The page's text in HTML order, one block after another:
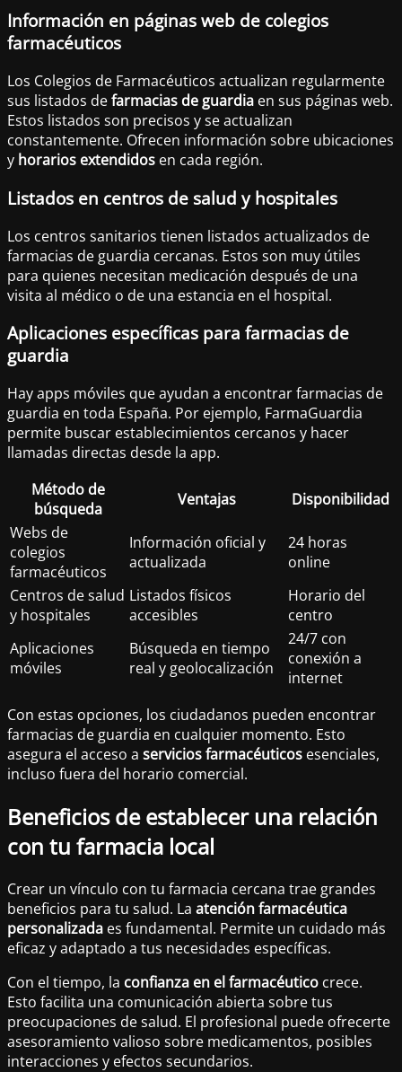
Información en páginas web de colegios
farmacéuticos
Los Colegios de Farmacéuticos actualizan regularmente
sus listados defarmacias de guardia en sus páginas web.
Estos listados son precisos y se actualizan
constantemente. Ofrecen información sobre ubicaciones
y horarios extendidos en cada región.
Listados en centros de salud y hospitales
Los centros sanitarios tienen listados actualizados de
farmacias de guardia cercanas. Estos son muy útiles
para quienes necesitan medicación después de una
visita al médico o de una estancia en el hospital.
Aplicaciones específicas para farmacias de
guardia
Hay apps móviles que ayudan a encontrar farmacias de
guardia en toda España. Por ejemplo, FarmaGuardia
permite buscar establecimientos cercanos y hacer
llamadas directas desde la app.
Método de
búsqueda
Ventajas
Disponibilidad
Webs de
colegios
farmacéuticos
Información oficial y
actualizada
24 horas
online
Centros de salud
y hospitales
Listados físicos
accesibles
Horario del
centro
Aplicaciones
móviles
Búsqueda en tiempo
real y geolocalización
24/7 con
conexión a
internet
Con estas opciones, los ciudadanos pueden encontrar
farmacias de guardia en cualquier momento. Esto
asegura el acceso a servicios farmacéuticos esenciales,
incluso fuera del horario comercial.
Beneficios de establecer una relación
con tu farmacia local
Crear un vínculo con tu farmacia cercana trae grandes
beneficios para tu salud. La atención farmacéutica
personalizada es fundamental. Permite un cuidado más
eficaz y adaptado a tus necesidades específicas.
Con el tiempo, la confianza en el farmacéutico crece.
Esto facilita una comunicación abierta sobre tus
preocupaciones de salud. El profesional puede ofrecerte
asesoramiento valioso sobre medicamentos, posibles
interacciones y efectos secundarios.